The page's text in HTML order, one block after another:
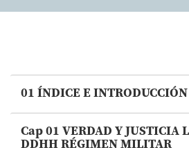
01 ÍNDICE E INTRODUCCIÓN
Cap 01 VERDAD Y JUSTICIA
DDHH RÉGIMEN MILITAR